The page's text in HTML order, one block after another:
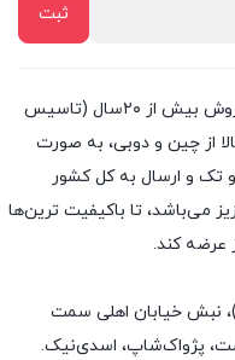
فروشگاه پژواک شاپ با داشتن سابقه‌ی فروش بیش از ۲۰سال (تاسیس
کالا از چین و دوبی، به صورت
تک و ارسال به کل کشور
می‌باشد، تا باکیفیت ترین‌ها
عرضه کند.
نبش خیابان اهلی سمت
پژواک‌شاپ، اسدی‌نیک.